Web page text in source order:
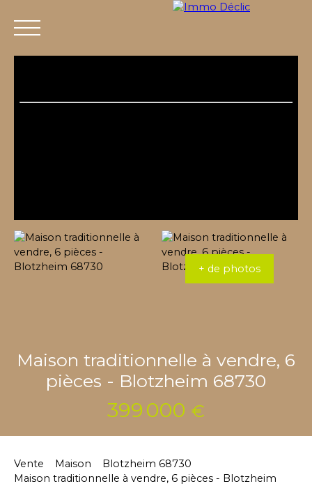
+ de photos
Maison traditionnelle à vendre, 6
pièces - Blotzheim 68730
399 000 €
Vente Maison
Blotzheim 68730
Maison traditionnelle à vendre, 6 pièces - Blotzheim